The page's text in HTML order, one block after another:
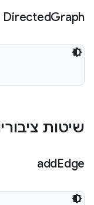
DirectedGraph
שיטות
addEdge